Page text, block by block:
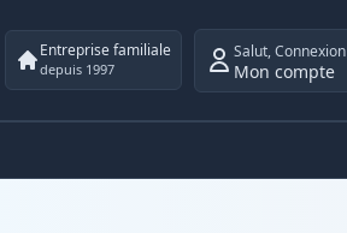
Entreprise familiale
depuis 1997
Salut,Connexion
Mon compte